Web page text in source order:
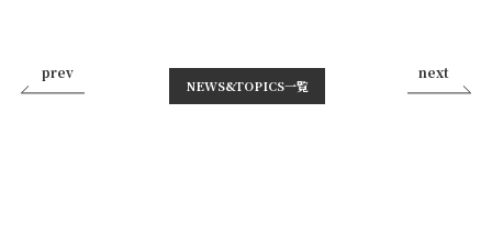
prev next
NEWS&TOPICS⼀覧